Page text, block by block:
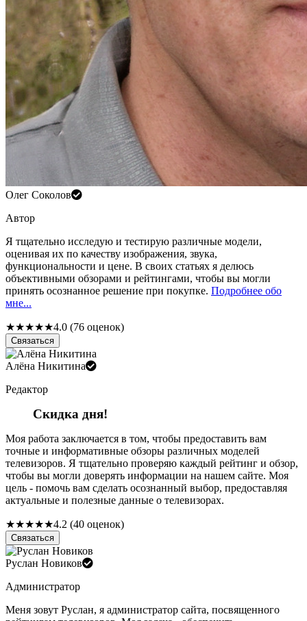
Олег Соколов
Автор
Я тщательно исследую и тестирую различные модели,
оценивая их по качеству изображения, звука,
функциональности и цене. В своих статьях я делюсь
объективными обзорами и рейтингами, чтобы вы могли
принять осознанное решение при покупке. Подробнее обо
мне...
★★★★★4.0 (76 оценок)
Связаться
Алёна Никитина
Редактор
Скидка дня!
Моя работа заключается в том, чтобы предоставить вам
точные и информативные обзоры различных моделей
телевизоров. Я тщательно проверяю каждый рейтинг и обзор,
чтобы вы могли доверять информации на нашем сайте. Моя
цель - помочь вам сделать осознанный выбор, предоставляя
актуальные и полезные данные о телевизорах.
★★★★★4.2 (40 оценок)
Связаться
Руслан Новиков
Администратор
Меня зовут Руслан, я администратор сайта, посвященного